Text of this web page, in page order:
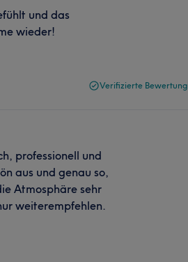
und das
wieder!
Verifizierte Bewertung
professionell und
aus und genau so,
Atmosphäre sehr
weiterempfehlen.